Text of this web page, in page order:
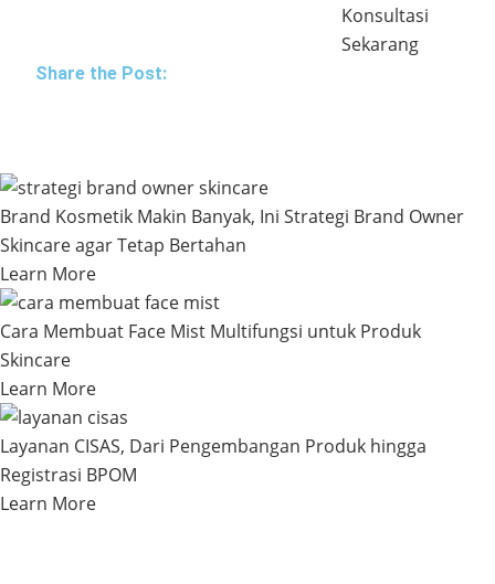
Konsultasi
Sekarang
Share the Post:
Brand Kosmetik Makin Banyak, Ini Strategi Brand Owner
Skincare agar Tetap Bertahan
Learn More
Cara Membuat Face Mist Multifungsi untuk Produk
Skincare
Learn More
Layanan CISAS, Dari Pengembangan Produk hingga
Registrasi BPOM
Learn More